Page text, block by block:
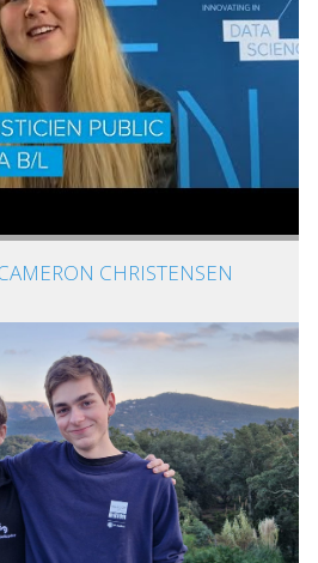
CHRISTENSEN